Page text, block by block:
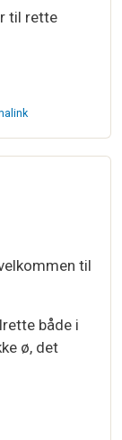
til rette
til
både i
ø, det